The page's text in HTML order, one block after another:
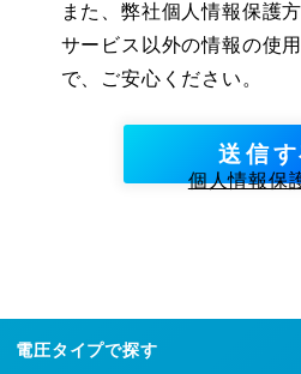
また、弊社個人情報保護
サービス以外の情報の使
で、ご安心ください。
個人情報保
電圧タイプで探す